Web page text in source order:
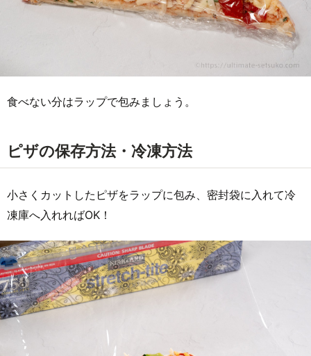
食べない分はラップで包みましょう。
ピザの保存方法・冷凍方法
小さくカットしたピザをラップに包み、密封袋に入れて冷
凍庫へ入れればOK！